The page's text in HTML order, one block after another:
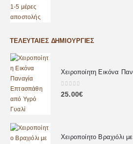
ΤΕΛΕΥΤΑΊΕΣ ΔΗΜΙΟΥΡΓΊΕΣ
0out of 5
25.00€